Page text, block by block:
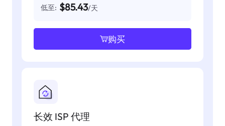
低至: $85.43/天
购买
长效 ISP 代理